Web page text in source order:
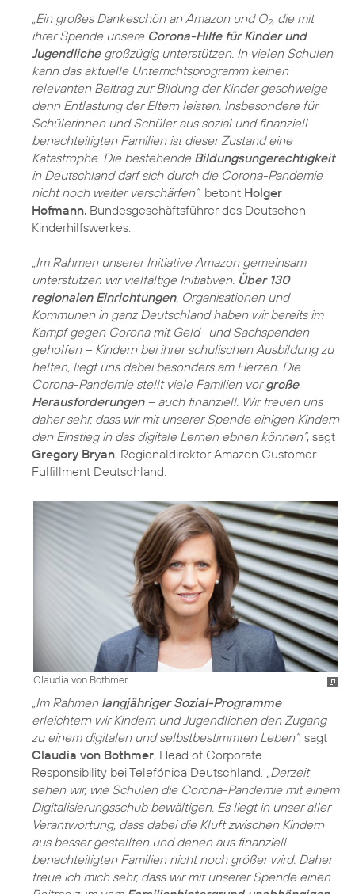
„Ein großes Dankeschön an Amazon und O2, die mit
ihrer Spende unsere Corona-Hilfe für Kinder und
Jugendlichegroßzügig unterstützen. In vielen Schulen
kann das aktuelle Unterrichtsprogramm keinen
relevanten Beitrag zur Bildung der Kinder geschweige
denn Entlastung der Eltern leisten. Insbesondere für
Schülerinnen und Schüler aus sozial und finanziell
benachteiligten Familien ist dieser Zustand eine
Katastrophe. Die bestehende Bildungsungerechtigkeit
in Deutschland darf sich durch die Corona-Pandemie
nicht noch weiter verschärfen“, betont Holger
Hofmann, Bundesgeschäftsführer des Deutschen
Kinderhilfswerkes.
„Im Rahmen unserer Initiative Amazon gemeinsam
unterstützen wir vielfältige Initiativen. Über 130
regionalen Einrichtungen, Organisationen und
Kommunen in ganz Deutschland haben wir bereits im
Kampf gegen Corona mit Geld- und Sachspenden
geholfen – Kindern bei ihrer schulischen Ausbildung zu
helfen, liegt uns dabei besonders am Herzen. Die
Corona-Pandemie stellt viele Familien vorgroße
Herausforderungen– auch finanziell. Wir freuen uns
daher sehr, dass wir mit unserer Spende einigen Kindern
den Einstieg in das digitale Lernen ebnen können“, sagt
Gregory Bryan, Regionaldirektor Amazon Customer
Claudia von Bothmer
„Im Rahmen langjähriger Sozial-Programme
erleichtern wir Kindern und Jugendlichen den Zugang
zu einem digitalen und selbstbestimmten Leben“, sagt
Claudia von Bothmer, Head of Corporate
Responsibility bei Telefónica Deutschland. „Derzeit
sehen wir, wie Schulen die Corona-Pandemie mit einem
Digitalisierungsschub bewältigen. Es liegt in unser aller
Verantwortung, dass dabei die Kluft zwischen Kindern
aus besser gestellten und denen aus finanziell
benachteiligten Familien nicht noch größer wird. Daher
freue ich mich sehr, dass wir mit unserer Spende einen